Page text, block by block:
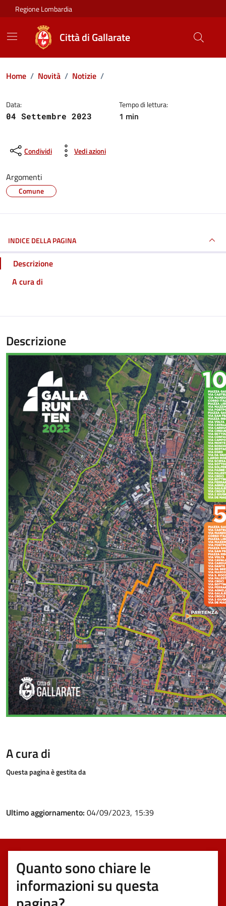
Vai ai contenuti
Vai al footer
Regione Lombardia
Città di Gallarate
Home / Novità / Notizie /
Dettagli della notizia
Data:
04 Settembre 2023
Tempo di lettura:
1 min
Condividi Vedi azioni
Argomenti
Comune
INDICE DELLA PAGINA
Descrizione
A cura di
Descrizione
A cura di
Questa pagina è gestita da
Ultimo aggiornamento: 04/09/2023, 15:39
Quanto sono chiare le
informazioni su questa